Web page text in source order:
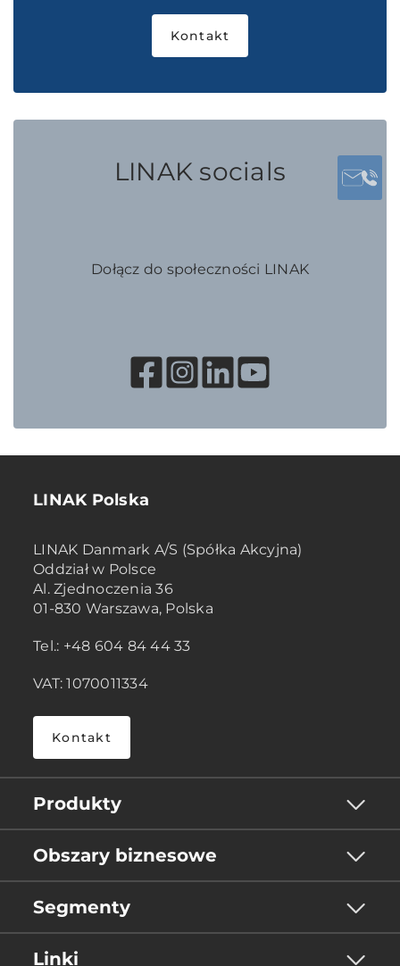
Kontakt
LINAK socials
Dołącz do społeczności LINAK
LINAK Polska
LINAK Danmark A/S (Spółka Akcyjna)
Oddział w Polsce
Al. Zjednoczenia 36
01-830 Warszawa, Polska
Tel.: +48 604 84 44 33
VAT: 1070011334
Kontakt
Produkty
Obszary biznesowe
Segmenty
Linki